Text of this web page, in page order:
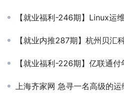
【就业福利-246期】Linux运维必知的面
【就业内推287期】杭州贝汇科
【就业福利-226期】亿联通
上海齐家网 急寻一名高级的